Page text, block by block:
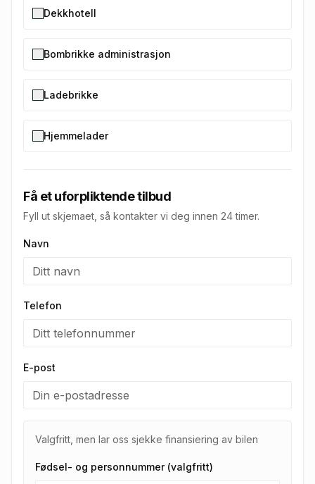
Dekkhotell
Bombrikke administrasjon
Ladebrikke
Hjemmelader
Få et uforpliktende tilbud
Fyll ut skjemaet, så kontakter vi deg innen 24 timer.
Navn
Telefon
E-post
Valgfritt, men lar oss sjekke finansiering av bilen
Fødsel- og personnummer (valgfritt)